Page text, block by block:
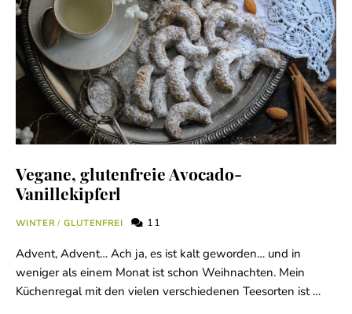
Vegane, glutenfreie Avocado-
Vanillekipferl
WINTER/ GLUTENFREI 11
Advent, Advent… Ach ja, es ist kalt geworden… und in
weniger als einem Monat ist schon Weihnachten. Mein
Küchenregal mit den vielen verschiedenen Teesorten ist …